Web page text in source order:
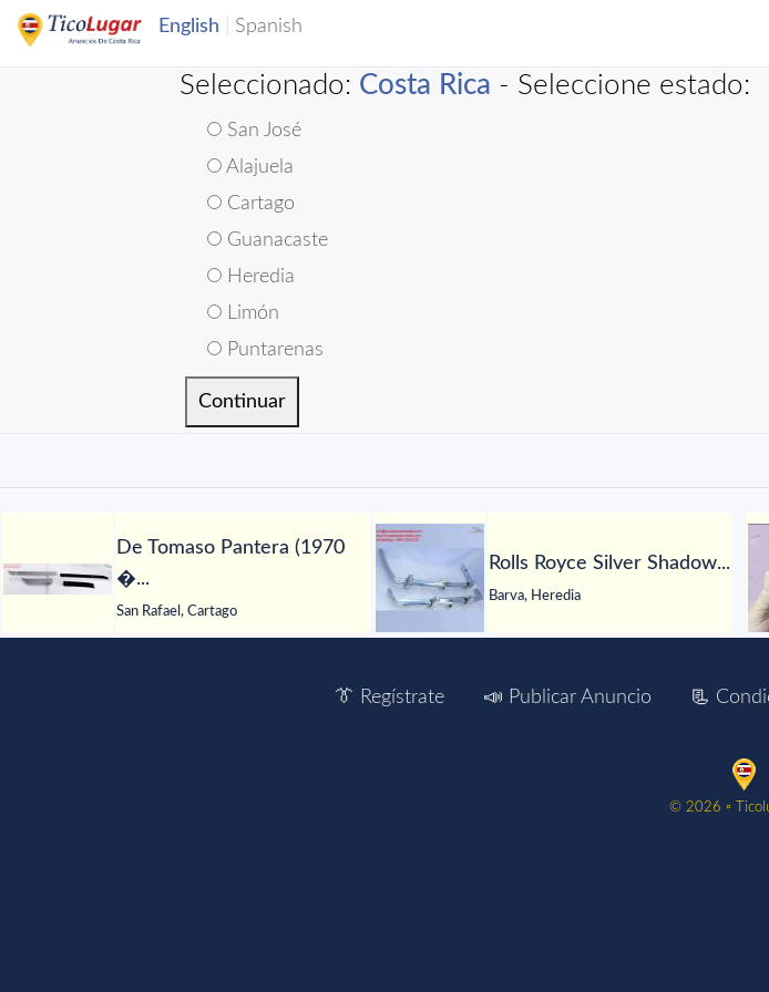
Seleccionado: Costa Rica - Seleccione estado:
San José
Alajuela
Cartago
Guanacaste
Heredia
Limón
Puntarenas
De Tomaso Pantera (1970
�...
San Rafael, Cartago
Rolls Royce Silver Shadow...
Barva, Heredia
👔 Regístrate 📣 Publicar Anuncio 📃
©️ 2026 ▫️